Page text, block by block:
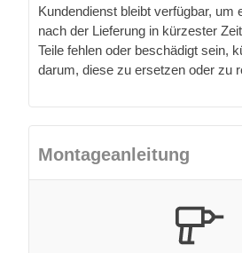
Kundendienst bleibt verfügbar, um
nach der Lieferung in kürzester
Teile fehlen oder beschädigt sein,
darum, diese zu ersetzen oder zu
Montageanleitung